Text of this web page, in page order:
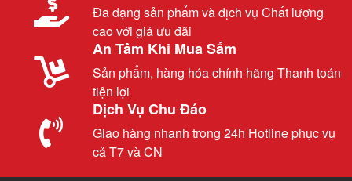
Đa dạng sản phẩm và dịch vụ Chất lượng
cao với giá ưu đãi
An Tâm Khi Mua Sắm
Sản phẩm, hàng hóa chính hãng Thanh toán
tiện lợi
Dịch Vụ Chu Đáo
Giao hàng nhanh trong 24h Hotline phục vụ
cả T7 và CN